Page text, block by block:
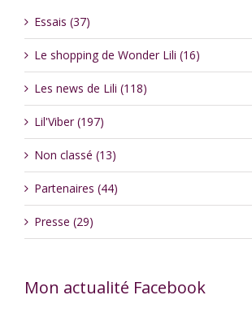
Essais (37)
Le shopping de Wonder Lili (16)
Les news de Lili (118)
Lil'Viber (197)
Non classé (13)
Partenaires (44)
Presse (29)
Mon actualité Facebook